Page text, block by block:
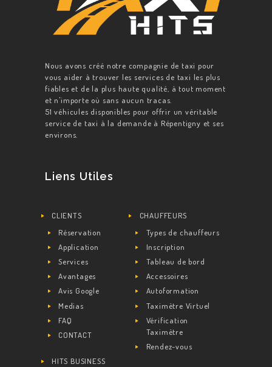
Nous avons créé notre compagnie de taxi pour
vous aider à trouver les services de taxi les plus
fiables et de la plus haute qualité, à tout moment
et n'importe où sans aucun tracas.
51 véhicules disponibles pour offrir un véritable
service de taxi à la demande à Répentigny et ses
environs.
Liens Utiles
CLIENTS
Réservation
Application
Services
Avantages
Avis Google
Medias
FAQ
CONTACT
CHAUFFEURS
Types de chauffeurs
Inscription
Tableau de bord
Accessoires
Autoformation
Taximètre Virtuel
Vérification
Taximètre
Rendez-vous
HITS BUSINESS